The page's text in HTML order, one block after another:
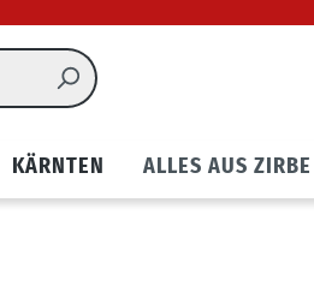
KÄRNTEN ALLES AUS ZIRBE